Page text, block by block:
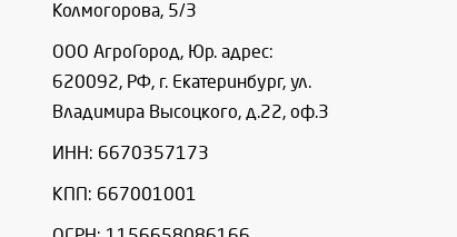
Колмогорова, 5/3
ООО АгроГород, Юр. адрес:
620092, РФ, г. Екатеринбург, ул.
Владимира Высоцкого, д.22, оф.3
ИНН: 6670357173
КПП: 667001001